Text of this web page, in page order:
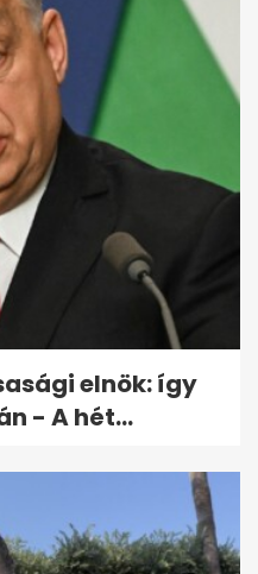
új külügyi
szakítás az...
elnök: így
- A hét...